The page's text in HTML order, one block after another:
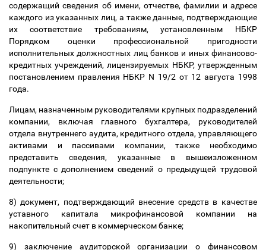
содержащий сведения об имени, отчестве, фамилии и адресе
каждого из указанных лиц, а также данные, подтверждающие
их соответствие требованиям, установленным НБКР
Порядком оценки профессиональной пригодности
исполнительных должностных лиц банков и иных финансово-
кредитных учреждений, лицензируемых НБКР, утвержденным
постановлением правления НБКР N 19/2 от 12 августа 1998
года.
Лицам, назначенным руководителями крупных подразделений
компании, включая главного бухгалтера, руководителей
отдела внутреннего аудита, кредитного отдела, управляющего
активами и пассивами компании, также необходимо
представить сведения, указанные в вышеизложенном
подпункте с дополнением сведений о предыдущей трудовой
деятельности;
8) документ, подтверждающий внесение средств в качестве
уставного капитала микрофинансовой компании на
накопительный счет в коммерческом банке;
9) заключение аудиторской организации о финансовом